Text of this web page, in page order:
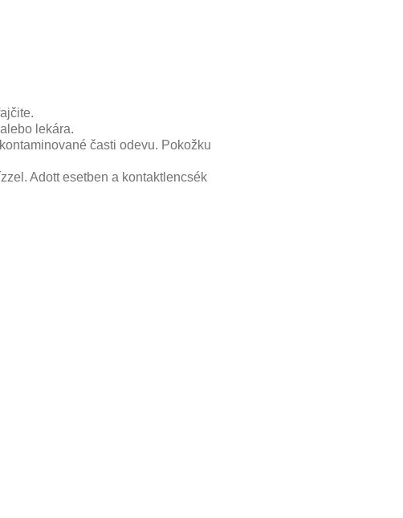
lekára.
časti odevu. Pokožku
Adott esetben a kontaktlencsék